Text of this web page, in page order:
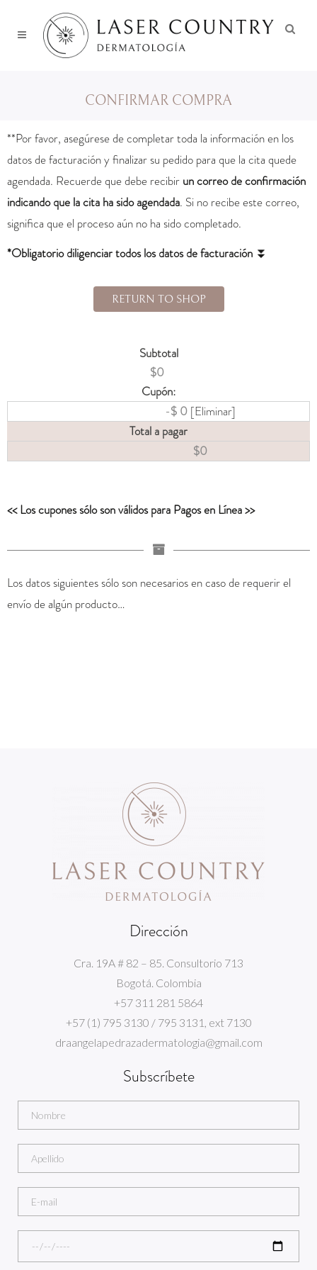
CONFIRMAR COMPRA
**Por favor, asegúrese de completar toda la información en los
datos de facturación y finalizar su pedido para que la cita quede
agendada. Recuerde que debe recibir un correo de confirmación
indicando que la cita ha sido agendada. Si no recibe este correo,
significa que el proceso aún no ha sido completado.
*Obligatorio diligenciar todos los datos de facturación ⏬️
RETURN TO SHOP
Subtotal
$0
Cupón:
-$ 0 [Eliminar]
Total a pagar
$0
<< Los cupones sólo son válidos para Pagos en Línea >>
Los datos siguientes sólo son necesarios en caso de requerir el
envío de algún producto…
Dirección
Cra. 19A # 82 – 85. Consultorio 713
Bogotá. Colombia
+57 311 281 5864
+57 (1) 795 3130 / 795 3131, ext 7130
draangelapedrazadermatologia@gmail.com
Subscríbete